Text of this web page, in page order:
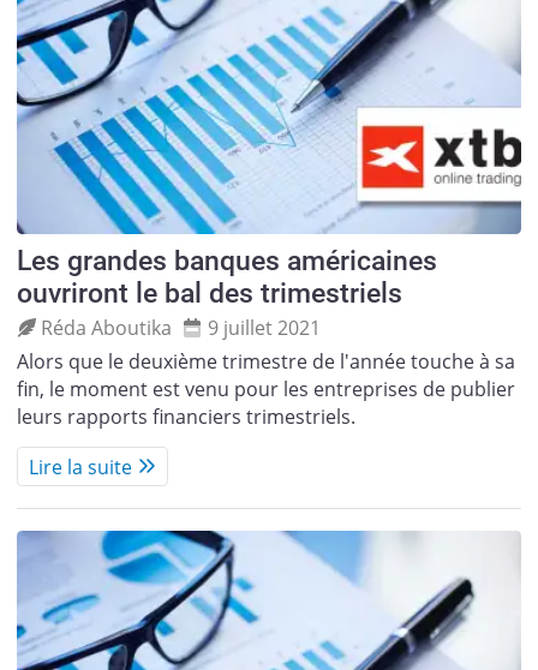
Les grandes banques américaines
ouvriront le bal des trimestriels
Réda Aboutika
9 juillet 2021
Alors que le deuxième trimestre de l'année touche à sa
fin, le moment est venu pour les entreprises de publier
leurs rapports financiers trimestriels.
Lire la suite